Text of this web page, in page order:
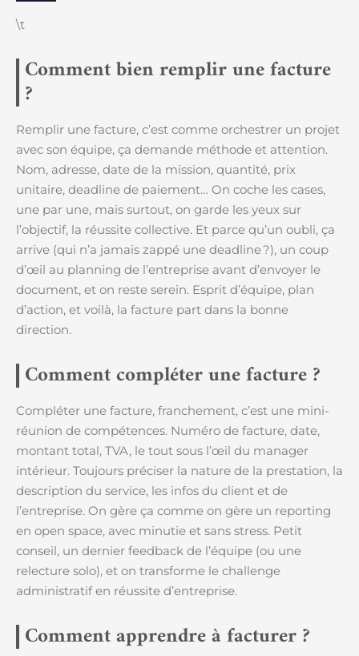
\t
Comment bien remplir une facture
?
Remplir une facture, c’est comme orchestrer un projet
avec son équipe, ça demande méthode et attention.
Nom, adresse, date de la mission, quantité, prix
unitaire, deadline de paiement… On coche les cases,
une par une, mais surtout, on garde les yeux sur
l’objectif, la réussite collective. Et parce qu’un oubli, ça
arrive (qui n’a jamais zappé une deadline ?), un coup
d’œil au planning de l’entreprise avant d’envoyer le
document, et on reste serein. Esprit d’équipe, plan
d’action, et voilà, la facture part dans la bonne
direction.
Comment compléter une facture ?
Compléter une facture, franchement, c’est une mini-
réunion de compétences. Numéro de facture, date,
montant total, TVA, le tout sous l’œil du manager
intérieur. Toujours préciser la nature de la prestation, la
description du service, les infos du client et de
l’entreprise. On gère ça comme on gère un reporting
en open space, avec minutie et sans stress. Petit
conseil, un dernier feedback de l’équipe (ou une
relecture solo), et on transforme le challenge
administratif en réussite d’entreprise.
Comment apprendre à facturer ?